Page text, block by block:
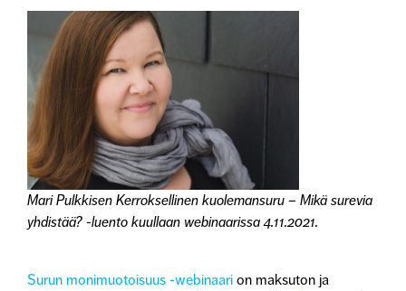
Mari Pulkkisen Kerroksellinen kuolemansuru – Mikä surevia
yhdistää? -luento kuullaan webinaarissa 4.11.2021.
Surun monimuotoisuus -webinaari on maksuton ja